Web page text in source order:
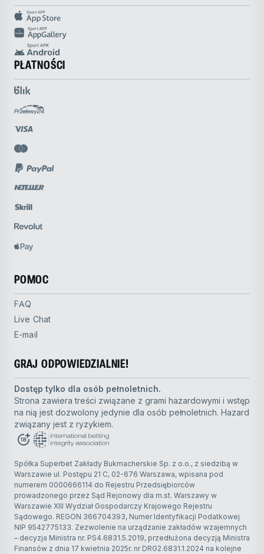
PŁATNOŚCI
POMOC
FAQ
Live Chat
E-mail
GRAJ ODPOWIEDZIALNIE!
Dostęp tylko dla osób pełnoletnich.
Strona zawiera treści związane z grami hazardowymi i wstęp
na nią jest dozwolony jedynie dla osób pełnoletnich. Hazard
związany jest z ryzykiem.
Spółka Superbet Zakłady Bukmacherskie Sp. z o.o., z siedzibą w
Warszawie ul. Postępu 21 C, 02-676 Warszawa, wpisana pod
numerem 0000666114 do Rejestru Przedsiębiorców
prowadzonego przez Sąd Rejonowy dla m.st. Warszawy w
Warszawie XIII Wydział Gospodarczy Krajowego Rejestru
Sądowego. REGON 366704393, Numer Identyfikacji Podatkowej
NIP 9542775133. Zezwolenie na urządzanie zakładów wzajemnych
– decyzja Ministra nr. PS4.6831.5.2019, przedłużona decyzją Ministra
Finansów z dnia 17 kwietnia 2025r. nr DRG2.6831.1.2024 na kolejne